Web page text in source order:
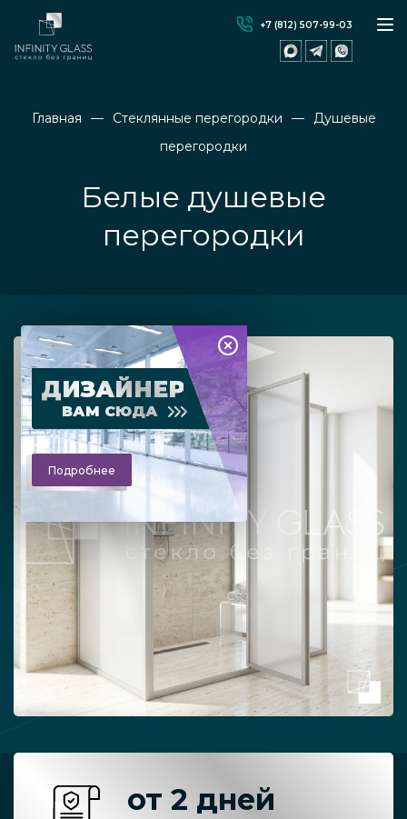
+7 (812) 507-99-03
Главная Стеклянные перегородки
Душевые
перегородки
Белые душевые
перегородки
ДИЗАЙНЕР
ВАМ СЮДА
Подробнее
от 2 дней